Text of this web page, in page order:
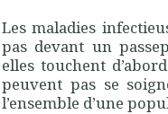
Les maladies
pas devant un
elles touchent
peuvent pas se
l’ensemble d’une